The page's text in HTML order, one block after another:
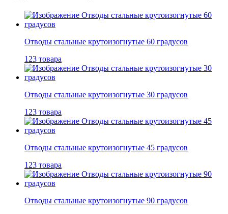
Отводы стальные крутоизогнутые 60 градусов
123 товара
Отводы стальные крутоизогнутые 30 градусов
123 товара
Отводы стальные крутоизогнутые 45 градусов
123 товара
Отводы стальные крутоизогнутые 90 градусов